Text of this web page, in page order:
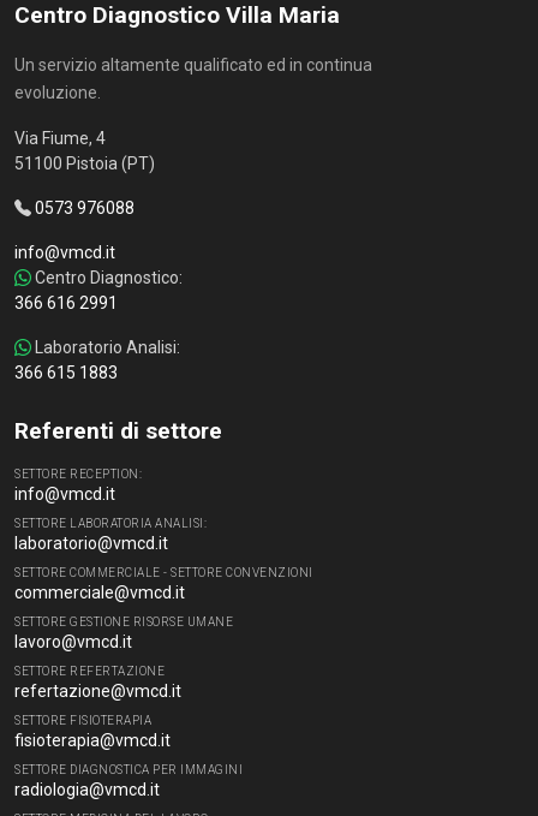
Centro Diagnostico Villa Maria
Un servizio altamente qualificato ed in continua
evoluzione.
Via Fiume, 4
51100 Pistoia (PT)
0573 976088
info@vmcd.it
Centro Diagnostico:
366 616 2991
Laboratorio Analisi:
366 615 1883
Referenti di settore
SETTORE RECEPTION:
info@vmcd.it
SETTORE LABORATORIA ANALISI:
laboratorio@vmcd.it
SETTORE COMMERCIALE - SETTORE CONVENZIONI
commerciale@vmcd.it
SETTORE GESTIONE RISORSE UMANE
lavoro@vmcd.it
SETTORE REFERTAZIONE
refertazione@vmcd.it
SETTORE FISIOTERAPIA
fisioterapia@vmcd.it
SETTORE DIAGNOSTICA PER IMMAGINI
radiologia@vmcd.it